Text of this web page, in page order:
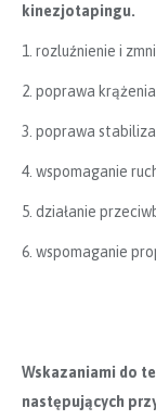
kinezjotapingu.
1. rozluźnienie i
2. poprawa
3. poprawa
4. wspomaganie
5. działanie
6. wspomaganie
Wskazaniami do
następujących